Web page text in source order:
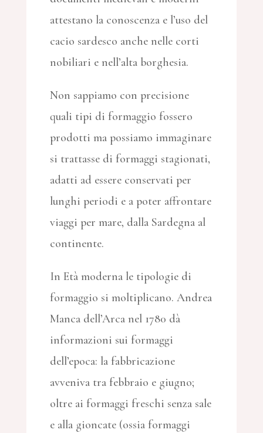
attestano la conoscenza e l’uso del
cacio sardesco anche nelle corti
nobiliari e nell’alta borghesia.
Non sappiamo con precisione
quali tipi di formaggio fossero
prodotti ma possiamo immaginare
si trattasse di formaggi stagionati,
adatti ad essere conservati per
lunghi periodi e a poter affrontare
viaggi per mare, dalla Sardegna al
continente.
In Età moderna le tipologie di
formaggio si moltiplicano. Andrea
Manca dell’Arca nel 1780 dà
informazioni sui formaggi
dell’epoca: la fabbricazione
avveniva tra febbraio e giugno;
oltre ai formaggi freschi senza sale
e alla gioncate (ossia formaggi